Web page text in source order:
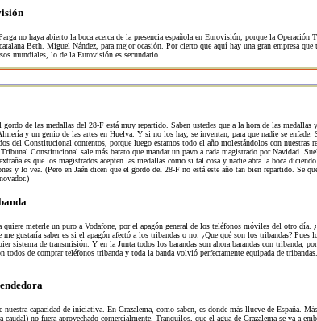
no haya abierto la boca acerca de la presencia española en Eurovisión, porque la
Beth. Miguel Nández, para mejor ocasión. Por cierto que aquí hay una gran empresa
mundiales, lo de la Eurovisión es secundario.
de las medallas del 28-F está muy repartido. Saben ustedes que a la hora de las
y un genio de las artes en Huelva. Y si no los hay, se inventan, para que nadie se
del Constitucional contentos, porque luego estamos todo el año molestándolos con
Constitucional sale más barato que mandar un pavo a cada magistrado por Navidad.
es que los magistrados acepten las medallas como si tal cosa y nadie abra la boca
y lo vea. (Pero en Jaén dicen que el gordo del 28-F no está este año tan bien repartido. Se
meterle un puro a Vodafone, por el apagón general de los teléfonos móviles del otro día.
me gustaría saber es si el apagón afectó a los tribandas o no. ¿Que qué son los tribandas?
sistema de transmisión. Y en la Junta todos los barandas son ahora barandas con tribanda,
todos de comprar teléfonos tribanda y toda la banda volvió perfectamente equipada de
nuestra capacidad de iniciativa. En Grazalema, como saben, es donde más llueve de España.
caudal) no fuera aprovechado comercialmente. Tranquilos, que el agua de Grazalema se va a